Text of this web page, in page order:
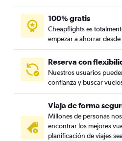
100% gratis
Cheapflights es
empezar a ahorrar
Reserva con
Nuestros usuarios
confianza y buscar
Viaja de forma
Millones de personas
encontrar los mejores
planificación de viajes